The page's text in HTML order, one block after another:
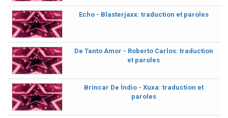
Echo - Blasterjaxx: traduction et paroles
De Tanto Amor - Roberto Carlos: traduction
et paroles
Brincar De Índio - Xuxa: traduction et
paroles